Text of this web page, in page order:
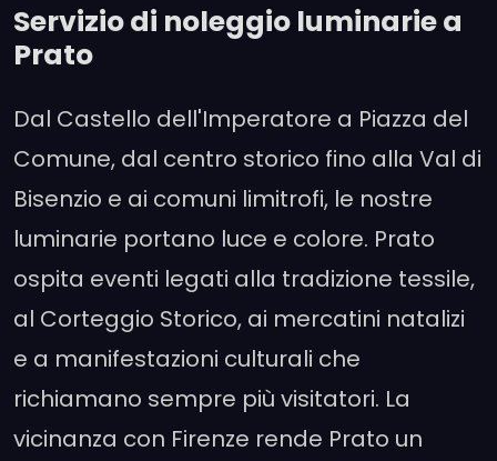
Servizio di noleggio luminarie a
Prato
Dal Castello dell'Imperatore a Piazza del
Comune, dal centro storico fino alla Val di
Bisenzio e ai comuni limitrofi, le nostre
luminarie portano luce e colore. Prato
ospita eventi legati alla tradizione tessile,
al Corteggio Storico, ai mercatini natalizi
e a manifestazioni culturali che
richiamano sempre più visitatori. La
vicinanza con Firenze rende Prato un